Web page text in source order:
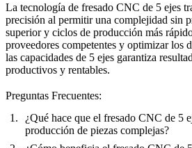
La tecnología de fresado CNC de 5 ejes
precisión al permitir una complejidad sin
superior y ciclos de producción más
proveedores competentes y optimizar los
las capacidades de 5 ejes garantiza
productivos y rentables.
Preguntas Frecuentes:
¿Qué hace que el fresado CNC de 5
producción de piezas complejas?